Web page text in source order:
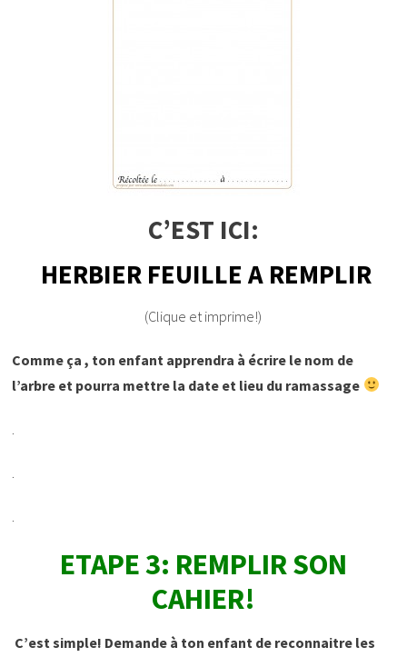
C’EST ICI:
HERBIER FEUILLE A REMPLIR
(Clique et imprime!)
Comme ça , ton enfant apprendra à écrire le nom de
l’arbre et pourra mettre la date et lieu du ramassage
ETAPE 3: REMPLIR SON
CAHIER!
C’est simple! Demande à ton enfant de reconnaitre les